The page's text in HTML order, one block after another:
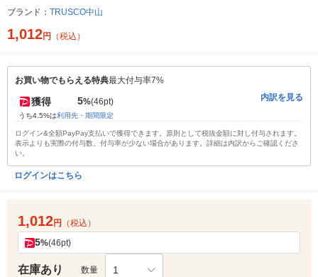
ブランド： TRUSCO中山
1,012円 （税込）
お買い物でもらえる特典最大付与率7%
獲得 5%(46pt)
うち4.5%は利用先・期間限定
内訳を見る
ログイン&全額PayPay支払いで獲得できます。原則として税抜金額に対し付与されます。
表示よりも実際の付与数、付与率が少ない場合があります。詳細は内訳からご確認くださ
い。
ログインはこちら
1,012円 （税込）
5%(46pt)
在庫あり 数量 1